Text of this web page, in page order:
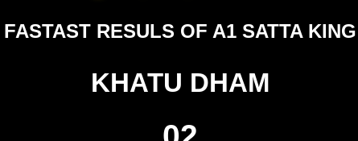
FASTAST RESULS OF A1 SATTA KING
KHATU DHAM